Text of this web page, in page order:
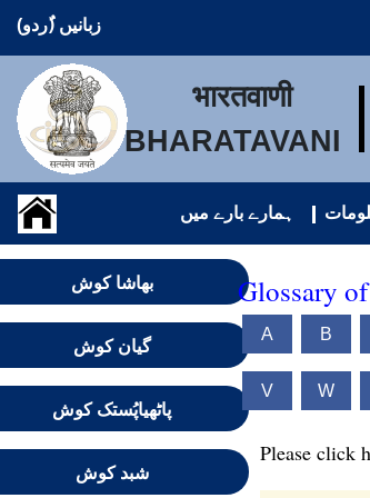
زبانیں (ُردو)
भारतवाणी
BHARATAVANI
ہمارے بارے میں
بھاشا کوش
گیان کوش
پاٹھیاپُستک کوش
شبد کوش
Glossary
A B
V W
Please click